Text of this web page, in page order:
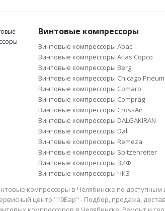
Винтовые компрессоры
Винтовые компрессоры Abac
Винтовые компрессоры Atlas Copco
Винтовые компрессоры Berg
Винтовые компрессоры Chicago
Винтовые компрессоры Comaro
Винтовые компрессоры Comprag
Винтовые компрессоры CrossAir
Винтовые компрессоры DALGAKIRAN
Винтовые компрессоры Dali
Винтовые компрессоры Remeza
Винтовые компрессоры Spitzenreiter
Винтовые компрессоры ЗИФ
Винтовые компрессоры ЧКЗ
компрессоры в Челябинске по доступным
центр "10Бар" - Подбор, продажа,